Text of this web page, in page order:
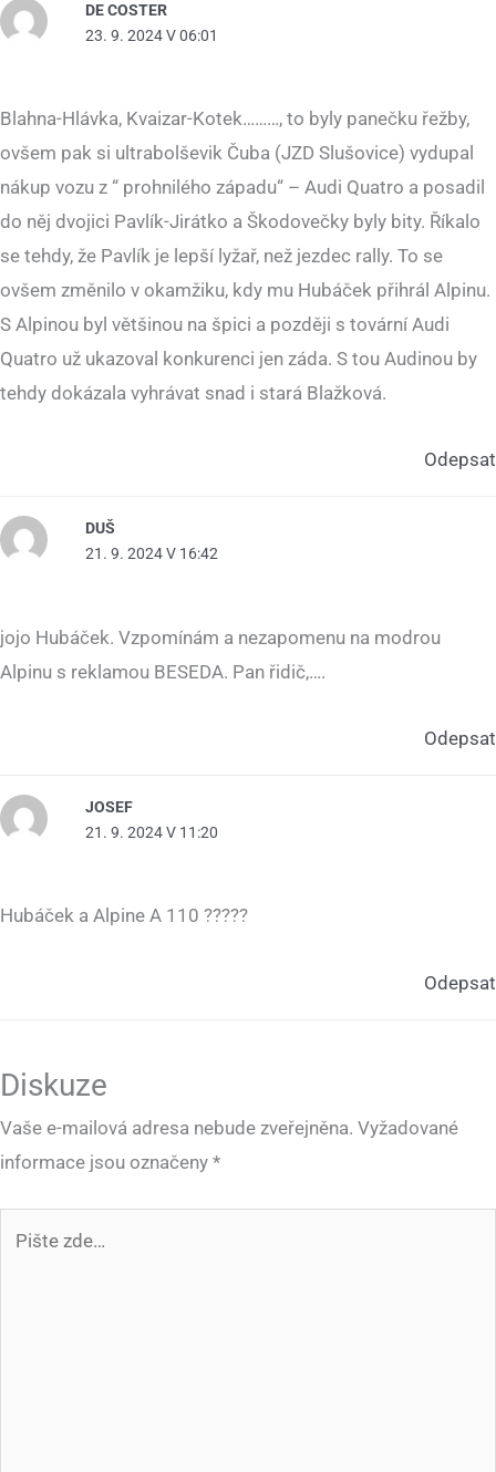
DE COSTER
23. 9. 2024 V 06:01
Blahna-Hlávka, Kvaizar-Kotek………, to byly panečku řežby,
ovšem pak si ultrabolševik Čuba (JZD Slušovice) vydupal
nákup vozu z “ prohnilého západu“ – Audi Quatro a posadil
do něj dvojici Pavlík-Jirátko a Škodovečky byly bity. Říkalo
se tehdy, že Pavlík je lepší lyžař, než jezdec rally. To se
ovšem změnilo v okamžiku, kdy mu Hubáček přihrál Alpinu.
S Alpinou byl většinou na špici a později s tovární Audi
Quatro už ukazoval konkurenci jen záda. S tou Audinou by
tehdy dokázala vyhrávat snad i stará Blažková.
Odepsat
DUŠ
21. 9. 2024 V 16:42
jojo Hubáček. Vzpomínám a nezapomenu na modrou
Alpinu s reklamou BESEDA. Pan řidič,….
Odepsat
JOSEF
21. 9. 2024 V 11:20
Hubáček a Alpine A 110 ?????
Odepsat
Diskuze
Vaše e-mailová adresa nebude zveřejněna. Vyžadované
informace jsou označeny *